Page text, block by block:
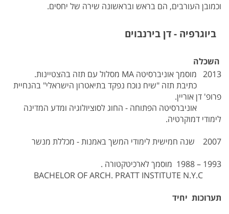
וכמובן העורבים, הם בראש ובראשונה שירה של יחסים.
ביוגרפיה - דן בירנבוים
השכלה
2013 מוסמך אוניברסיטה MA מסלול עם תזה בהצטיינות.
כתיבת תזה "שיח נוכח נפקד בתיאטרון הישראלי" בהנחיית
פרופ' דן אוריין.
אוניברסיטה הפתוחה - החוג לסוציולוגיה ומדע המדינה
לימודי דמוקרטיה.
2007 שנה חמישית לימודי המשך באמנות - מכללת מנשר
1993 – 1988 מוסמך לארכיטקטורה .
BACHELOR OF ARCH. PRATT INSTITUTE N.Y.C
תערוכות יחיד